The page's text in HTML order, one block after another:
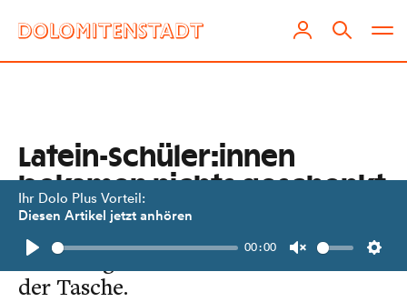
Ihr Dolo Plus Vorteil:
Diesen Artikel jetzt anhören
Play
00:00
Unmute
Latein-Schüler:innen
bekamen nichts geschenkt
Dennoch haben die Jugendlichen aus
dem Borg Lienz nun das Latinum in
der Tasche.